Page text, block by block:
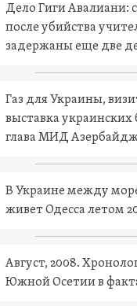
Дело Гиги Авалиани:
после убийства
задержаны еще две
Газ для Украины,
выставка
глава МИД
В Украине между
живет Одесса летом
Август, 2008.
Южной Осетии в